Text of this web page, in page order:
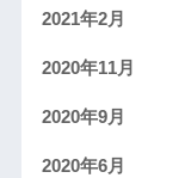
2021年2月
2020年11月
2020年9月
2020年6月